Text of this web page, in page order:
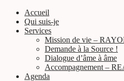
Accueil
Qui suis-je
Services
Mission de vie –
Demande à la Source !
Dialogue d’âme à âme
Accompagnement –
Agenda